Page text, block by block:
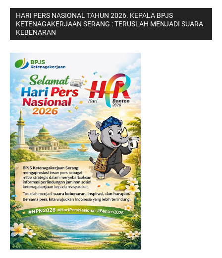
HARI PERS NASIONAL TAHUN 2026. KEPALA BPJS
KETENAGAKERJAAN SERANG : TERUSLAH MENJADI SUARA
KEBENARAN